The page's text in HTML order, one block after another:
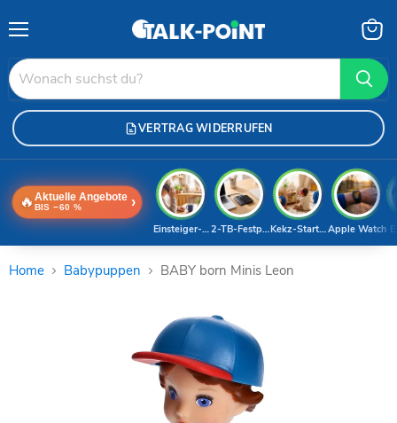
VERTRAG WIDERRUFEN
🔥 Aktuelle Angebote
BIS −60 % ›
Apple Watch
Kekz-Starterset
2-TB-Festplatte
Einsteiger-Handy
Home Babypuppen BABY born Minis Leon